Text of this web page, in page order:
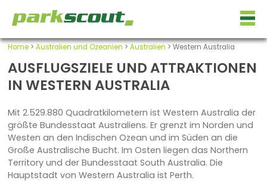
Home> Australien und Ozeanien > Australien > Western Australia
AUSFLUGSZIELE UND ATTRAKTIONEN
IN WESTERN AUSTRALIA
Mit 2.529.880 Quadratkilometern ist Western Australia der
größte Bundesstaat Australiens. Er grenzt im Norden und
Westen an den Indischen Ozean und im Süden an die
Große Australische Bucht. Im Osten liegen das Northern
Territory und der Bundesstaat South Australia. Die
Hauptstadt von Western Australia ist Perth.